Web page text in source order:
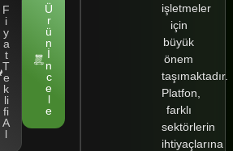
F
i
y
a
t
T
e
k
li
fi
A
l
Ü
r
ü
n
İ
n
c
e
l
e
işletmeler
için
büyük
önem
taşımaktadır.
Platfon,
farklı
sektörlerin
ihtiyaçlarına